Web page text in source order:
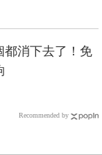
都消下去了！免
Recommended by